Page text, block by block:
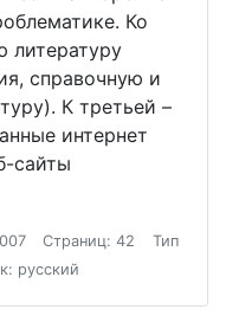
Ко
литературу
справочную и
К третьей –
интернет
сайты
Страниц: 42
Тип
русский